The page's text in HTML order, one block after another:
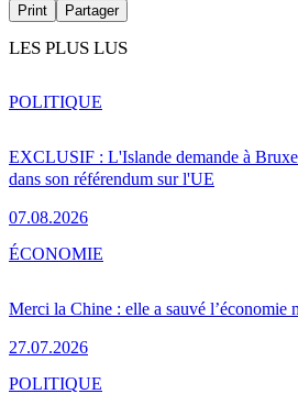
Print Partager
LES PLUS LUS
EXCLUSIF : L'Islande demande à
dans son référendum sur l'UE
07.08.2026
POLITIQUE
Merci la Chine : elle a sauvé l’économie
27.07.2026
ÉCONOMIE
POLITIQUE